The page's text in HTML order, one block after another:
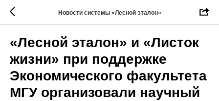
Новости системы «Лесной эталон»
«Лесной эталон» и «Листок
жизни» при поддержке
Экономического факультета
МГУ организовали научный